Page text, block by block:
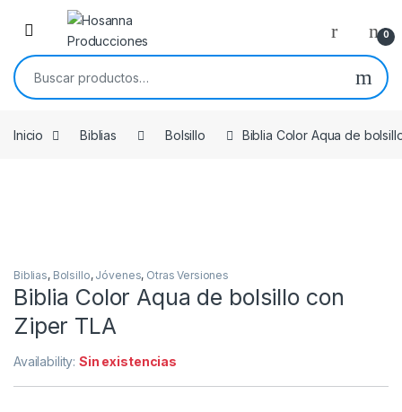
Skip to navigation
Skip to content
0
Buscar por:
Inicio Biblias Bolsillo Biblia Color Aqua de
Biblias, Bolsillo, Jóvenes, Otras Versiones
Biblia Color Aqua de bolsillo con
Ziper TLA
Availability:Sin existencias